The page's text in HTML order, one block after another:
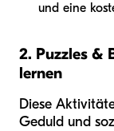
und eine
2. Puzzles &
lernen
Diese
Geduld und